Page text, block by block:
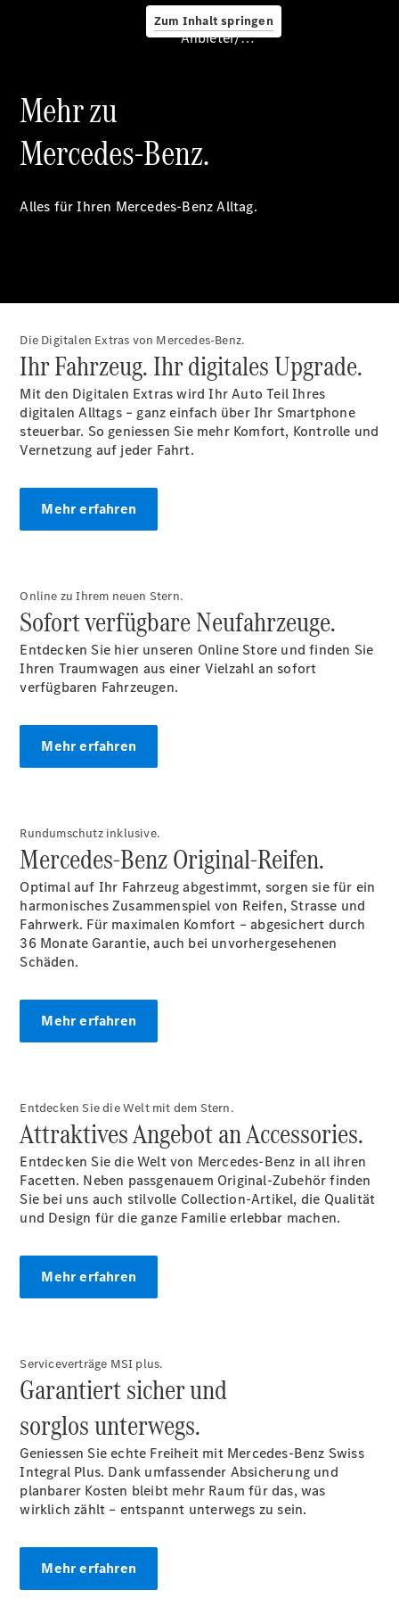
Zum Inhalt springen
Service &
Servicetermin
Unterwegs
Pannen- &
Unfallhilfe
Räder &
Reifen
Wartung,
Reparatur
&
Übersicht
Service &
Garantie
Rückrufe
Digitale
Broschüre
Betriebsanleitungen
Über uns
Standort &
Ansprechpartner
Unternehmen
Jobs &
Karriere
Servicetermin
buchen
Anbieter/Datenschutz
Mehr zu
Mercedes-Benz.
Alles für Ihren Mercedes-Benz Alltag.
Die Digitalen Extras von Mercedes-Benz.
Ihr Fahrzeug. Ihr digitales Upgrade.
Mit den Digitalen Extras wird Ihr Auto Teil Ihres
digitalen Alltags – ganz einfach über Ihr Smartphone
steuerbar. So geniessen Sie mehr Komfort, Kontrolle und
Vernetzung auf jeder Fahrt.
Mehr erfahren
Online zu Ihrem neuen Stern.
Sofort verfügbare Neufahrzeuge.
Entdecken Sie hier unseren Online Store und finden Sie
Ihren Traumwagen aus einer Vielzahl an sofort
verfügbaren Fahrzeugen.
Mehr erfahren
Rundumschutz inklusive.
Mercedes-Benz Original-Reifen.
Optimal auf Ihr Fahrzeug abgestimmt, sorgen sie für ein
harmonisches Zusammenspiel von Reifen, Strasse und
Fahrwerk. Für maximalen Komfort – abgesichert durch
36 Monate Garantie, auch bei unvorhergesehenen
Schäden.
Mehr erfahren
Entdecken Sie die Welt mit dem Stern.
Attraktives Angebot an Accessories.
Entdecken Sie die Welt von Mercedes-Benz in all ihren
Facetten. Neben passgenauem Original-Zubehör finden
Sie bei uns auch stilvolle Collection-Artikel, die Qualität
und Design für die ganze Familie erlebbar machen.
Mehr erfahren
Serviceverträge MSI plus.
Garantiert sicher und
sorglos unterwegs.
Geniessen Sie echte Freiheit mit Mercedes-Benz Swiss
Integral Plus. Dank umfassender Absicherung und
planbarer Kosten bleibt mehr Raum für das, was
wirklich zählt – entspannt unterwegs zu sein.
Mehr erfahren